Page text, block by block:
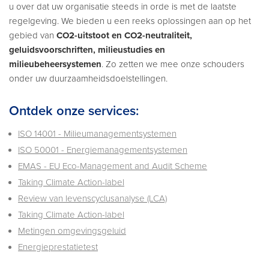
u over dat uw organisatie steeds in orde is met de laatste
regelgeving. We bieden u een reeks oplossingen aan op het
gebied van CO2-uitstoot en CO2-neutraliteit,
geluidsvoorschriften, milieustudies en
milieubeheersystemen. Zo zetten we mee onze schouders
onder uw duurzaamheidsdoelstellingen.
Ontdek onze services:
ISO 14001 - Milieumanagementsystemen
ISO 50001 - Energiemanagementsystemen
EMAS - EU Eco-Management and Audit Scheme
Taking Climate Action-label
Review van levenscyclusanalyse (LCA)
Taking Climate Action-label
Metingen omgevingsgeluid
Energieprestatietest